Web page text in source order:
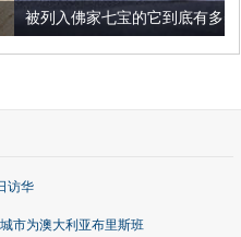
底有多美？
访华
市为澳大利亚布里斯班